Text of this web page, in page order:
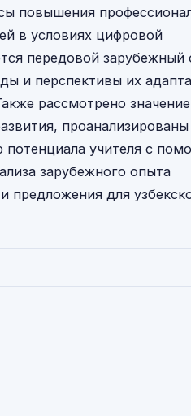
повышения
в условиях цифровой
передовой зарубежный
и перспективы их
рассмотрено значение
проанализированы
учителя с
зарубежного опыта
для